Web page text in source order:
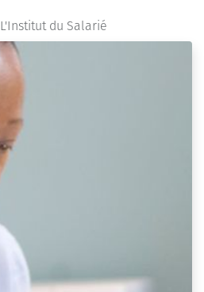
L'Institut du Salarié